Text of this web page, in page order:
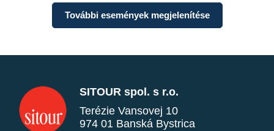
További események megjelenítése
SITOUR spol. s r.o.
Terézie Vansovej 10
974 01 Banská Bystrica